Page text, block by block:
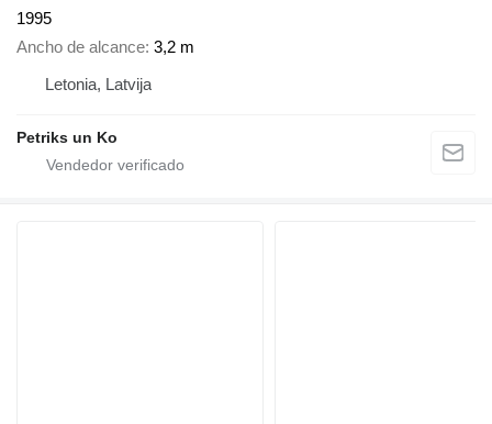
1995
Ancho de alcance 3,2 m
Letonia, Latvija
Petriks un Ko